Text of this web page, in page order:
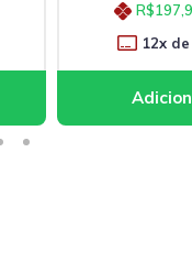
PIX/boleto
R$18,33sem